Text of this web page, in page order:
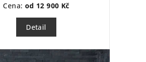
Cena: od 12 900 Kč
Detail